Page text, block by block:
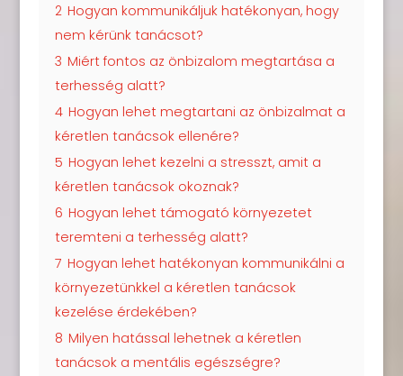
2 Hogyan kommunikáljuk hatékonyan, hogy
nem kérünk tanácsot?
3 Miért fontos az önbizalom megtartása a
terhesség alatt?
4 Hogyan lehet megtartani az önbizalmat a
kéretlen tanácsok ellenére?
5 Hogyan lehet kezelni a stresszt, amit a
kéretlen tanácsok okoznak?
6 Hogyan lehet támogató környezetet
teremteni a terhesség alatt?
7 Hogyan lehet hatékonyan kommunikálni a
környezetünkkel a kéretlen tanácsok
kezelése érdekében?
8 Milyen hatással lehetnek a kéretlen
tanácsok a mentális egészségre?